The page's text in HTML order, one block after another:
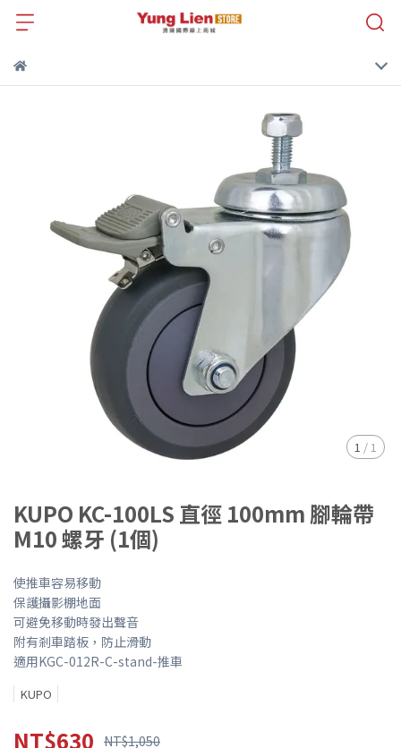
1 / 1
KUPO KC-100LS 直徑 100mm 腳輪帶
M10 螺牙 (1個)
使推車容易移動
保護攝影棚地面
可避免移動時發出聲音
附有剎車踏板，防止滑動
適用KGC-012R-C-stand-推車
KUPO
NT$630 NT$1,050